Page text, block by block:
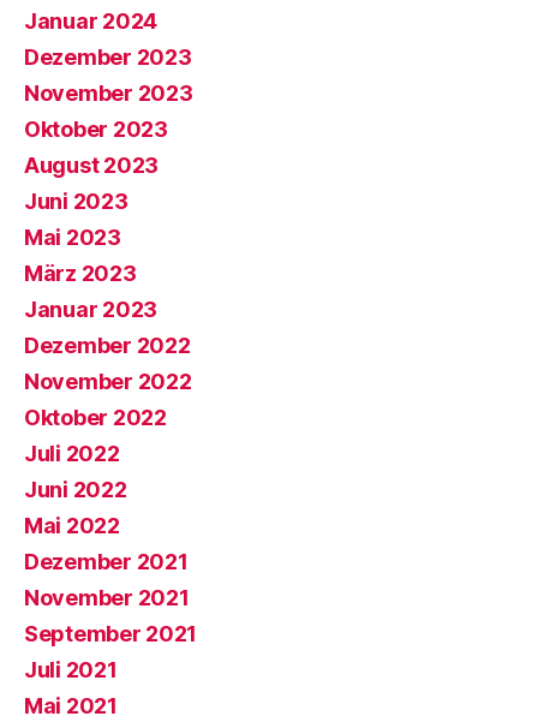
Januar 2024
Dezember 2023
November 2023
Oktober 2023
August 2023
Juni 2023
Mai 2023
März 2023
Januar 2023
Dezember 2022
November 2022
Oktober 2022
Juli 2022
Juni 2022
Mai 2022
Dezember 2021
November 2021
September 2021
Juli 2021
Mai 2021